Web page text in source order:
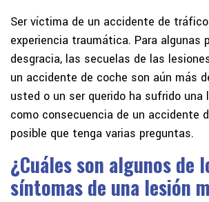
Ser víctima de un accidente de
experiencia traumática. Para algunas
desgracia, las secuelas de las
un accidente de coche son aún más
usted o un ser querido ha sufrido una
como consecuencia de un accidente
posible que tenga varias preguntas.
¿Cuáles son algunos de
síntomas de una lesión